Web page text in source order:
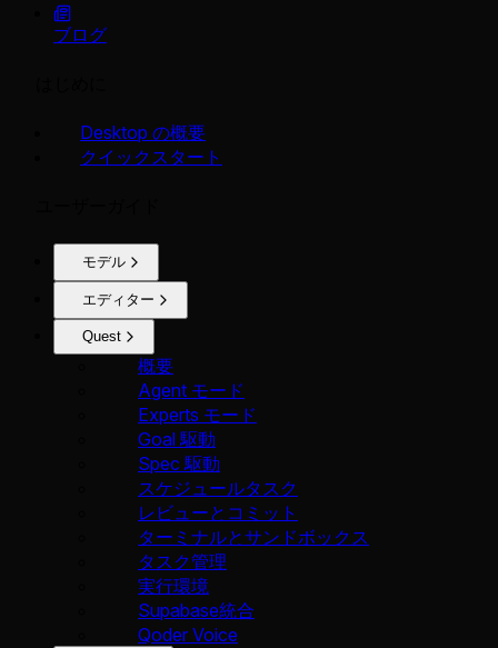
ブログ
Desktop の概要
クイックスタート
モデル
エディター
Quest
概要
Agent モード
Experts モード
Goal 駆動
Spec 駆動
スケジュールタスク
レビューとコミット
ターミナルとサンドボックス
タスク管理
実行環境
Supabase統合
Qoder Voice